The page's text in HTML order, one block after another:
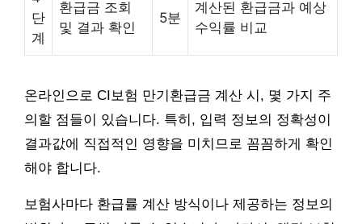
단
계
환급금 조회
및 결과 확인
5분
계산된 환급금과 예상
수익률 비교
온라인으로 CI보험 만기환급금 계산 시, 몇 가지 주
의할 점들이 있습니다. 특히, 입력 정보의 정확성이
결과값에 직접적인 영향을 미치므로 꼼꼼하게 확인
해야 합니다.
보험사마다 환급률 계산 방식이나 제공하는 정보의